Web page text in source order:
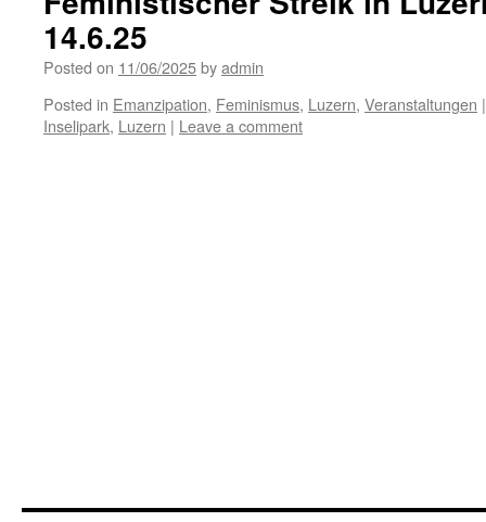
14.6.25
Posted on 11/06/2025byadmin
Posted in Emanzipation, Feminismus, Luzern, Veranstaltungen |
Inselipark, Luzern | Leave a comment